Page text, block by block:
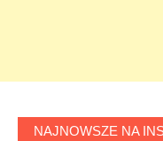
NAJNOWSZE NA